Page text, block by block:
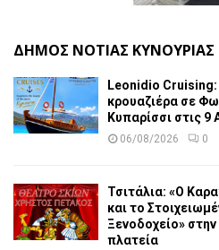
ΔΗΜΟΣ ΝΟΤΙΑΣ ΚΥΝΟΥΡΙΑΣ
Leonidio
κρουαζιέρα σε
Κυπαρίσσι στις 9
06/08/2026 0
Τσιτάλια: «Ο
και το
Ξενοδοχείο» στην
πλατεία